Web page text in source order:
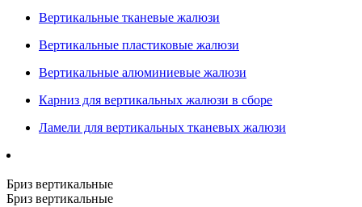
Вертикальные тканевые жалюзи
Вертикальные пластиковые жалюзи
Вертикальные алюминиевые жалюзи
Карниз для вертикальных жалюзи в сборе
Ламели для вертикальных тканевых жалюзи
Бриз вертикальные
Бриз вертикальные